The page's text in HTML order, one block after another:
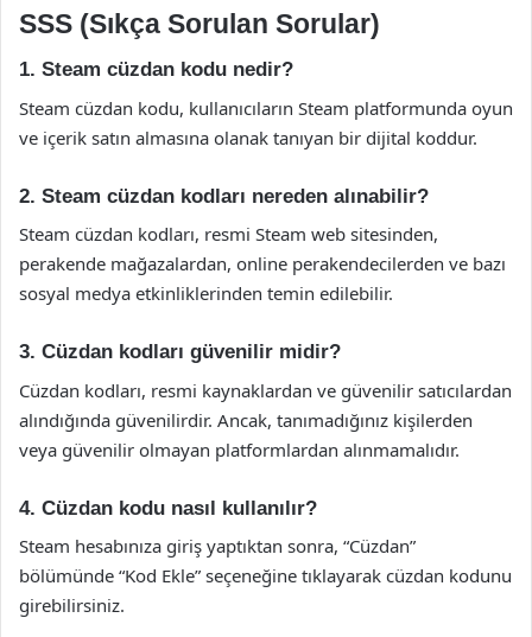
SSS (Sıkça Sorulan Sorular)
1. Steam cüzdan kodu nedir?
Steam cüzdan kodu, kullanıcıların Steam platformunda oyun
ve içerik satın almasına olanak tanıyan bir dijital koddur.
2. Steam cüzdan kodları nereden alınabilir?
Steam cüzdan kodları, resmi Steam web sitesinden,
perakende mağazalardan, online perakendecilerden ve bazı
sosyal medya etkinliklerinden temin edilebilir.
3. Cüzdan kodları güvenilir midir?
Cüzdan kodları, resmi kaynaklardan ve güvenilir satıcılardan
alındığında güvenilirdir. Ancak, tanımadığınız kişilerden
veya güvenilir olmayan platformlardan alınmamalıdır.
4. Cüzdan kodu nasıl kullanılır?
Steam hesabınıza giriş yaptıktan sonra, “Cüzdan”
bölümünde “Kod Ekle” seçeneğine tıklayarak cüzdan kodunu
girebilirsiniz.